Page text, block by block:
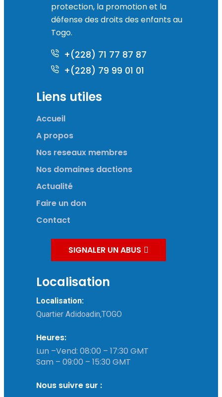
protection, la promotion et la
défense des droits des enfants au
Togo.
+(228) 71 77 87 87
+(228) 79 99 01 01
Liens utiles
Accueil
A propos
Nos reseaux membres
Nos domaines dactions
Actualité
Faire un don
Contact
SIGNALER UN ABUS
Localisation
Localisation:
Quartier Adidoadin,TOGO
Heures:
Lun –Vend: 08:00 – 17:30 GMT
Sam – 09:00 – 15:30 GMT
Nous suivre sur :